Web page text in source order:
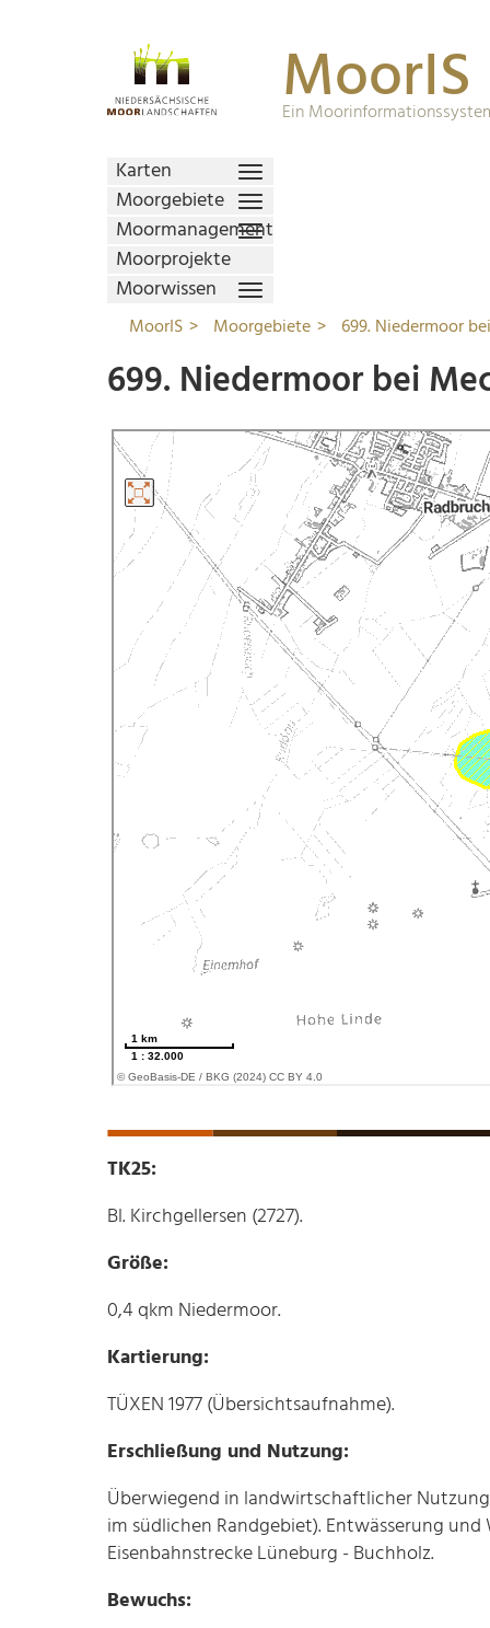
MoorIS
Ein
Karten
Moorgebiete
Moormanagement
Moorprojekte
Moorwissen
MoorIS Moorgebiete 699. Niedermoor
699. Niedermoor bei
TK25:
Bl. Kirchgellersen (2727).
Größe:
0,4 qkm Niedermoor.
Kartierung:
TÜXEN 1977 (Übersichtsaufnahme).
Erschließung und Nutzung:
Überwiegend in landwirtschaftlicher
im südlichen Randgebiet). Entwässerung
Eisenbahnstrecke Lüneburg - Buchholz.
Bewuchs: